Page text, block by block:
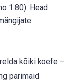
1.80). Head
kõiki koefe –
parimaid